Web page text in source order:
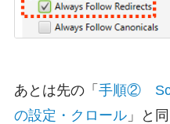
あとは先の「 手順②
の設定・クロール」と同